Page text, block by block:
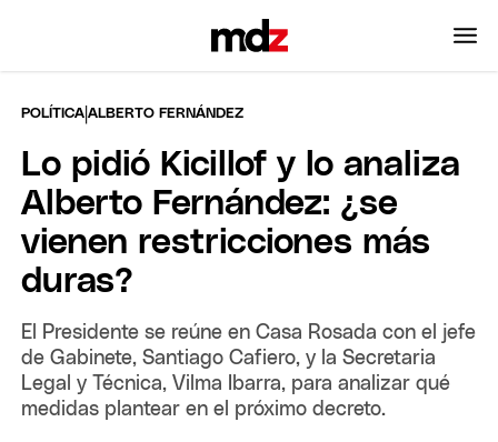
POLÍTICA |ALBERTO FERNÁNDEZ
Lo pidió Kicillof y lo analiza
Alberto Fernández: ¿se
vienen restricciones más
duras?
El Presidente se reúne en Casa Rosada con el jefe
de Gabinete, Santiago Cafiero, y la Secretaria
Legal y Técnica, Vilma Ibarra, para analizar qué
medidas plantear en el próximo decreto.